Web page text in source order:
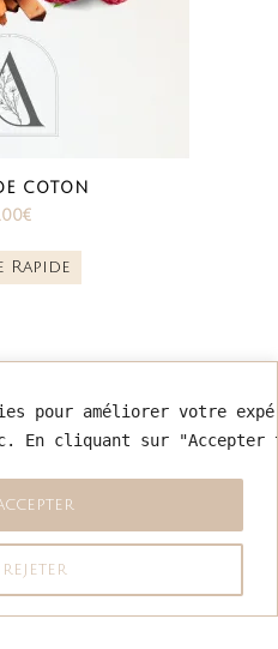
pour améliorer votre
En cliquant sur
COTON
€
Rapide